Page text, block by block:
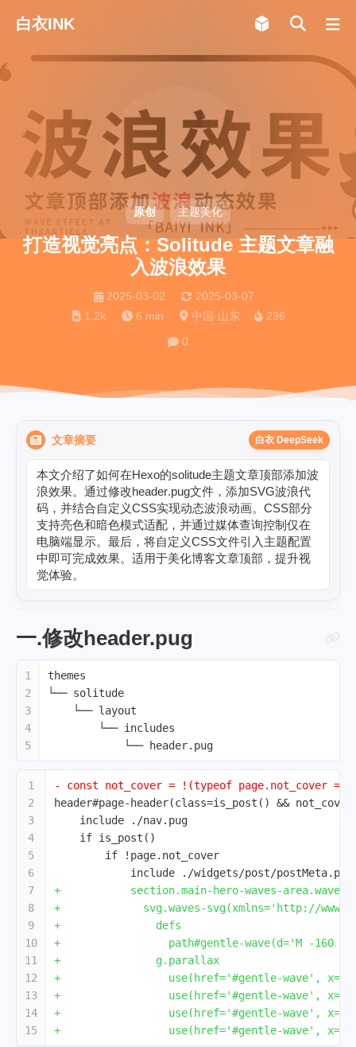
白衣INK
原创 主题美化
打造视觉亮点：Solitude 主题文章融
入波浪效果
2025-03-02
2025-03-07
1.2k
6 min 中国·山东
296
0
文章摘要 白衣 DeepSeek
本文介绍了如何在Hexo的solitude主题文章顶部添加波
浪效果。 通过修改header.pug文件 ， 添加SVG波浪代
码 ， 并结合自定 义CSS实现动态波浪动画。 CSS部分
支持亮色和暗色模式适配 ， 并通过媒体查询控制 仅在
电脑端显示。 最后 ， 将自定 义CSS文件引 入 主题配置
中即可完成效果。 适用于美化博客文章顶部 ， 提升视
觉体验。
一.修改header.pug
1
2
3
4
5
themes
└── solitude
    └── layout
        └── includes
            └── header.pug
1
2
3
4
5
6
7
8
9
10
11
12
13
14
15
- const not_cover = !(typeof page.not_cover
header#page-header(class=is_post() &&
    include ./nav.pug
    if is_post()
        if !page.not_cover
            include ./widgets/post/postMeta.pug
+           section.main-hero-waves-area.waves-
+             svg.waves-svg(xmlns='http://
+               defs
+                 path#gentle-wave(d='M -160 44
+               g.parallax
+                 use(href='#gentle-wave',
+                 use(href='#gentle-wave',
+                 use(href='#gentle-wave',
+                 use(href='#gentle-wave',